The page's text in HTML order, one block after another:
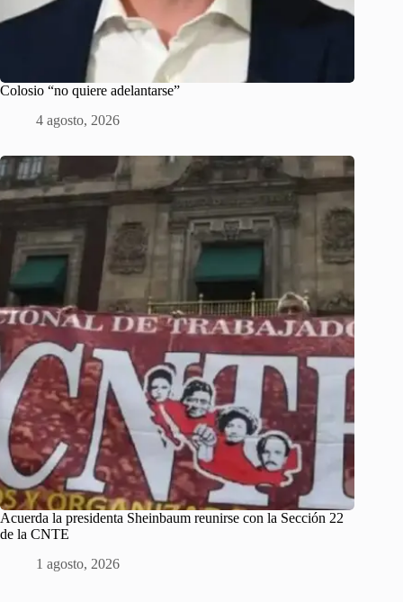
Colosio “no quiere adelantarse”
4 agosto, 2026
Acuerda la presidenta Sheinbaum reunirse con la Sección 22
de la CNTE
1 agosto, 2026